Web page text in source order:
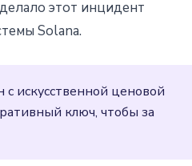
этот инцидент
Solana.
искусственной ценовой
ключ, чтобы за